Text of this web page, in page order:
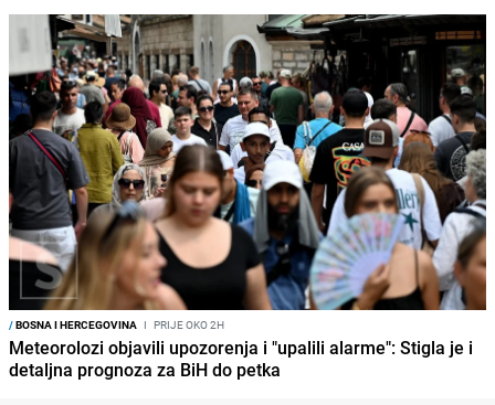
/BOSNA I HERCEGOVINA I PRIJE OKO 2H
Meteorolozi objavili upozorenja i "upalili alarme": Stigla je i
detaljna prognoza za BiH do petka